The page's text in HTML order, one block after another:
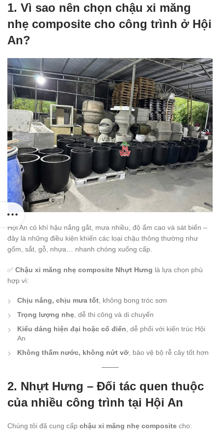
1. Vì sao nên chọn chậu xi măng
nhẹ composite cho công trình ở Hội
An?
Hội An có khí hậu nắng gắt, mưa nhiều, độ ẩm cao và sát biển –
đây là những điều kiện khiến các loại chậu thông thường như
gốm, sắt, gỗ, nhựa… nhanh chóng xuống cấp.
✅ Chậu xi măng nhẹ composite Nhựt Hưng là lựa chọn phù
hợp vì:
Chịu nắng, chịu mưa tốt , không bong tróc sơn
Trọng lượng nhẹ , dễ thi công và di chuyển
Kiểu dáng hiện đại hoặc cổ điển , dễ phối với kiến trúc Hội
An
Không thấm nước, không nứt vỡ , bảo vệ bộ rễ cây tốt hơn
2. Nhựt Hưng – Đối tác quen thuộc
của nhiều công trình tại Hội An
Chúng tôi đã cung cấp chậu xi măng nhẹ composite cho: